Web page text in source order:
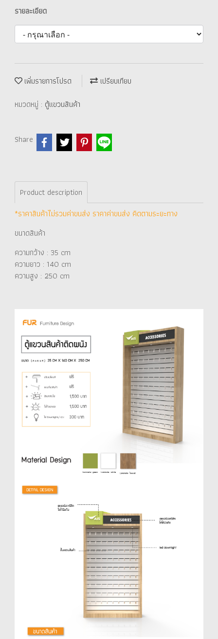
รายละเอียด
เพิ่มรายการโปรด
เปรียบเทียบ
หมวดหมู่ : ตู้แขวนสินค้า
Share
Product description
*ราคาสินค้าไม่รวมค่าขนส่ง ราคาค่าขนส่ง คิดตามระยะทาง
ขนาดสินค้า
ความกว้าง : 35 cm
ความยาว : 140 cm
ความสูง : 250 cm